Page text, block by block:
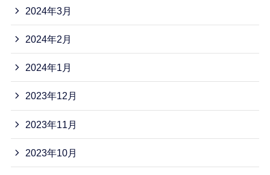
2024年3月
2024年2月
2024年1月
2023年12月
2023年11月
2023年10月